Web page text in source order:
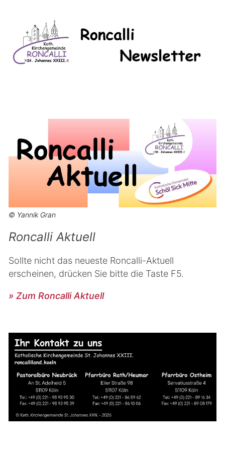
© Yannik Gran
Roncalli Aktuell
Sollte nicht das neueste Roncalli-Aktuell
erscheinen, drücken Sie bitte die Taste F5.
» Zum Roncalli Aktuell